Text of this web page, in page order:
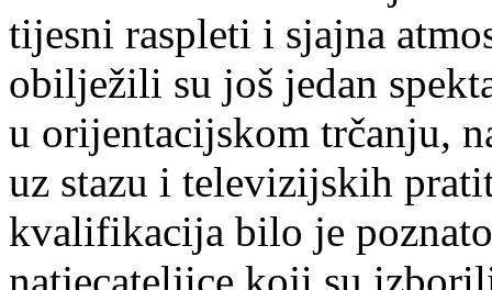
tijesni raspleti i sjajna
obilježili su još jedan
u orijentacijskom trčanju,
uz stazu i televizijskih
kvalifikacija bilo je
natjecateljice koji su